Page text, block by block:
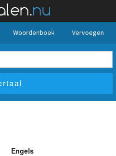
Woordenboek Vervoegen
Engels